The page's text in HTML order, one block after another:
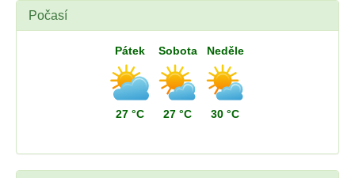
Počasí
Pátek
27 °C
Sobota
27 °C
Neděle
30 °C